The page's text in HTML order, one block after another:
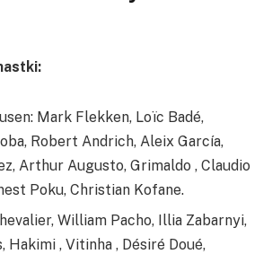
Mark Flekken, Loïc Badé,
Robert Andrich, Aleix García,
Arthur Augusto, Grimaldo , Claudio
Poku, Christian Kofane.
William Pacho, Illia Zabarnyi,
Hakimi , Vitinha , Désiré Doué,